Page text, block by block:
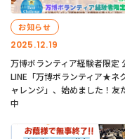
2025.12.19
お知らせ
万博ボランティア経験者限定
LINE「万博ボランティア★ネ
ャレンジ」、始めました！友
中